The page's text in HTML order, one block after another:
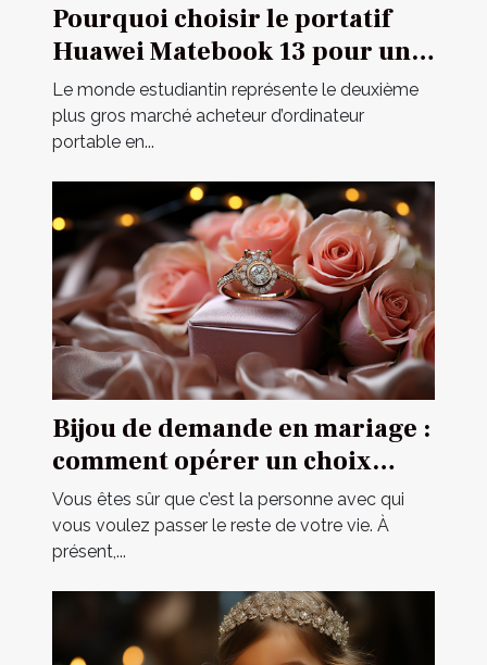
Pourquoi choisir le portatif
Huawei Matebook 13 pour un
étudiant ?
Le monde estudiantin représente le deuxième
plus gros marché acheteur d’ordinateur
portable en...
Bijou de demande en mariage :
comment opérer un choix
parfait ?
Vous êtes sûr que c’est la personne avec qui
vous voulez passer le reste de votre vie. À
présent,...